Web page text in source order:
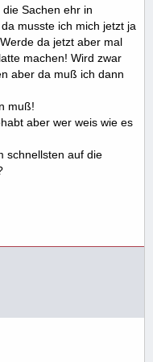
Sachen ehr in
musste ich mich jetzt ja
da jetzt aber mal
machen! Wird zwar
aber da muß ich dann
muß!
aber wer weis wie es
schnellsten auf die